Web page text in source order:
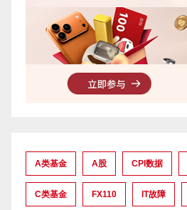
A类基金 A股 CPI数据
C类基金 FX110 IT故障